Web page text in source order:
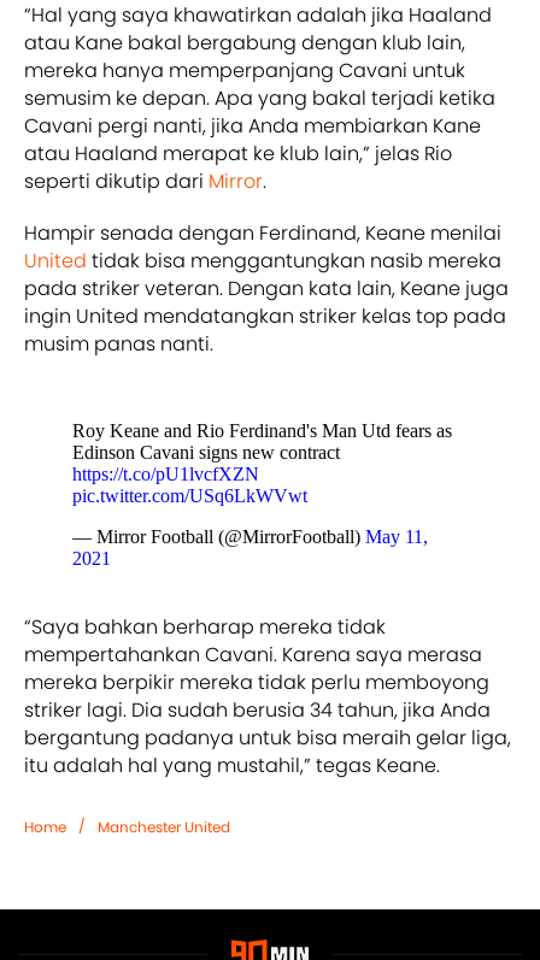
“Hal yang saya khawatirkan adalah jika Haaland
atau Kane bakal bergabung dengan klub lain,
mereka hanya memperpanjang Cavani untuk
semusim ke depan. Apa yang bakal terjadi ketika
Cavani pergi nanti, jika Anda membiarkan Kane
atau Haaland merapat ke klub lain,” jelas Rio
seperti dikutip dari Mirror.
Hampir senada dengan Ferdinand, Keane menilai
United tidak bisa menggantungkan nasib mereka
pada striker veteran. Dengan kata lain, Keane juga
ingin United mendatangkan striker kelas top pada
musim panas nanti.
Roy Keane and Rio Ferdinand's Man Utd fears as
Edinson Cavani signs new contract
https://t.co/pU1lvcfXZN
pic.twitter.com/USq6LkWVwt
— Mirror Football (@MirrorFootball) May 11,
2021
“Saya bahkan berharap mereka tidak
mempertahankan Cavani. Karena saya merasa
mereka berpikir mereka tidak perlu memboyong
striker lagi. Dia sudah berusia 34 tahun, jika Anda
bergantung padanya untuk bisa meraih gelar liga,
itu adalah hal yang mustahil,” tegas Keane.
Home / Manchester United